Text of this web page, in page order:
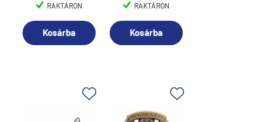
RAKTÁRON
Kosárba
RAKTÁRON
Kosárba